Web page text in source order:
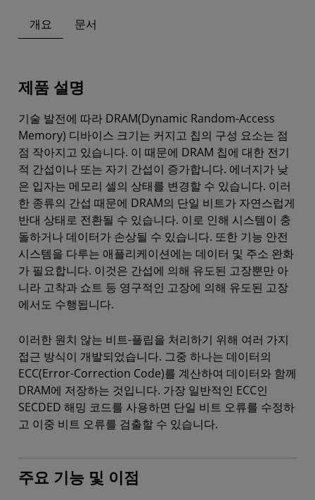
개요 문서
제품 설명
기술 발전에 따라 DRAM(Dynamic Random-Access
Memory) 디바이스 크기는 커지고 칩의 구성 요소는 점
점 작아지고 있습니다. 이 때문에 DRAM 칩에 대한 전기
적 간섭이나 또는 자기 간섭이 증가합니다. 에너지가 낮
은 입자는 메모리 셀의 상태를 변경할 수 있습니다. 이러
한 종류의 간섭 때문에 DRAM의 단일 비트가 자연스럽게
반대 상태로 전환될 수 있습니다. 이로 인해 시스템이 충
돌하거나 데이터가 손상될 수 있습니다. 또한 기능 안전
시스템을 다루는 애플리케이션에는 데이터 및 주소 완화
가 필요합니다. 이것은 간섭에 의해 유도된 고장뿐만 아
니라 고착과 쇼트 등 영구적인 고장에 의해 유도된 고장
에서도 수행됩니다.
이러한 원치 않는 비트-플립을 처리하기 위해 여러 가지
접근 방식이 개발되었습니다. 그중 하나는 데이터의
ECC(Error-Correction Code)를 계산하여 데이터와 함께
DRAM에 저장하는 것입니다. 가장 일반적인 ECC인
SECDED 해밍 코드를 사용하면 단일 비트 오류를 수정하
고 이중 비트 오류를 검출할 수 있습니다.
주요 기능 및 이점